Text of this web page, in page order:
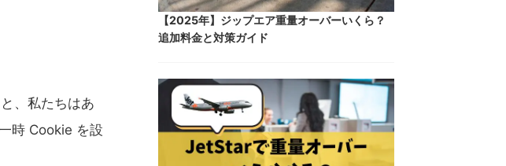
、私たちはあ
時 Cookie を設
【2025年】ジップエア重量オーバーいくら？
追加料金と対策ガイド